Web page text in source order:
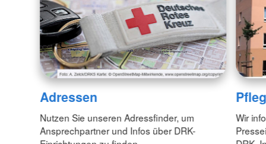
Adressen
Nutzen Sie unseren Adressfinder, um
Ansprechpartner und Infos über DRK-
Wir